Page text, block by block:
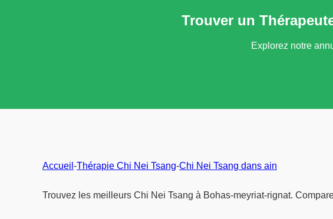
Trouver un
Explorez notre
Accueil -Thérapie Chi Nei Tsang-Chi Nei Tsang dans ain
Trouvez les meilleurs Chi Nei Tsang à Bohas-meyriat-rignat.